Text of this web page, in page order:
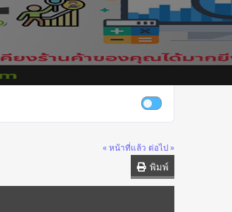
« หน้าที่แล้ว ต่อไป »
พิมพ์